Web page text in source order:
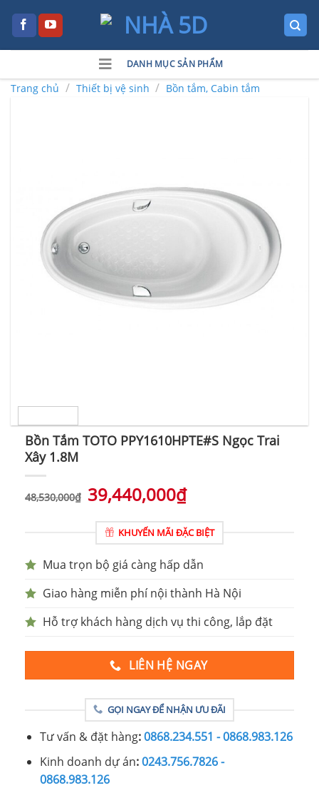
DANH MỤC SẢN PHẨM
Trang chủ / Thiết bị vệ sinh / Bồn tắm, Cabin tắm
Bồn Tắm TOTO PPY1610HPTE#S Ngọc Trai
Xây 1.8M
48,530,000₫ 39,440,000₫
KHUYẾN MÃI ĐẶC BIỆT
Mua trọn bộ giá càng hấp dẫn
Giao hàng miễn phí nội thành Hà Nội
Hỗ trợ khách hàng dịch vụ thi công, lắp đặt
LIÊN HỆ NGAY
GỌI NGAY ĐỂ NHẬN ƯU ĐÃI
Tư vấn & đặt hàng:0868.234.551 - 0868.983.126
Kinh doanh dự án:0243.756.7826 -
0868.983.126